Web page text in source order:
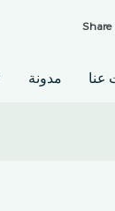
Share
مدونة عنا